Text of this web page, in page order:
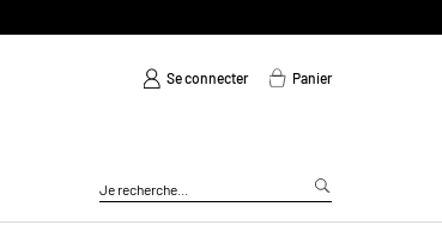
Se connecter Panier